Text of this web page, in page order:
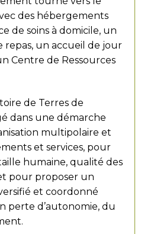
des hébergements
de soins à domicile, un
repas, un accueil de jour
Centre de Ressources
de Terres de
dans une démarche
multipolaire et
et services, pour
humaine, qualité des
pour proposer un
et coordonné
perte d’autonomie, du